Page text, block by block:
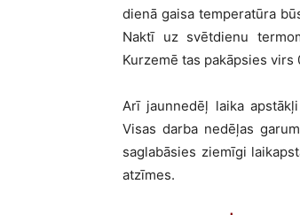
dienā gaisa temperatūra
Naktī uz svētdienu
Kurzemē tas pakāpsies virs
Arī jaunnedēļ laika
Visas darba nedēļas
saglabāsies ziemīgi
atzīmes.